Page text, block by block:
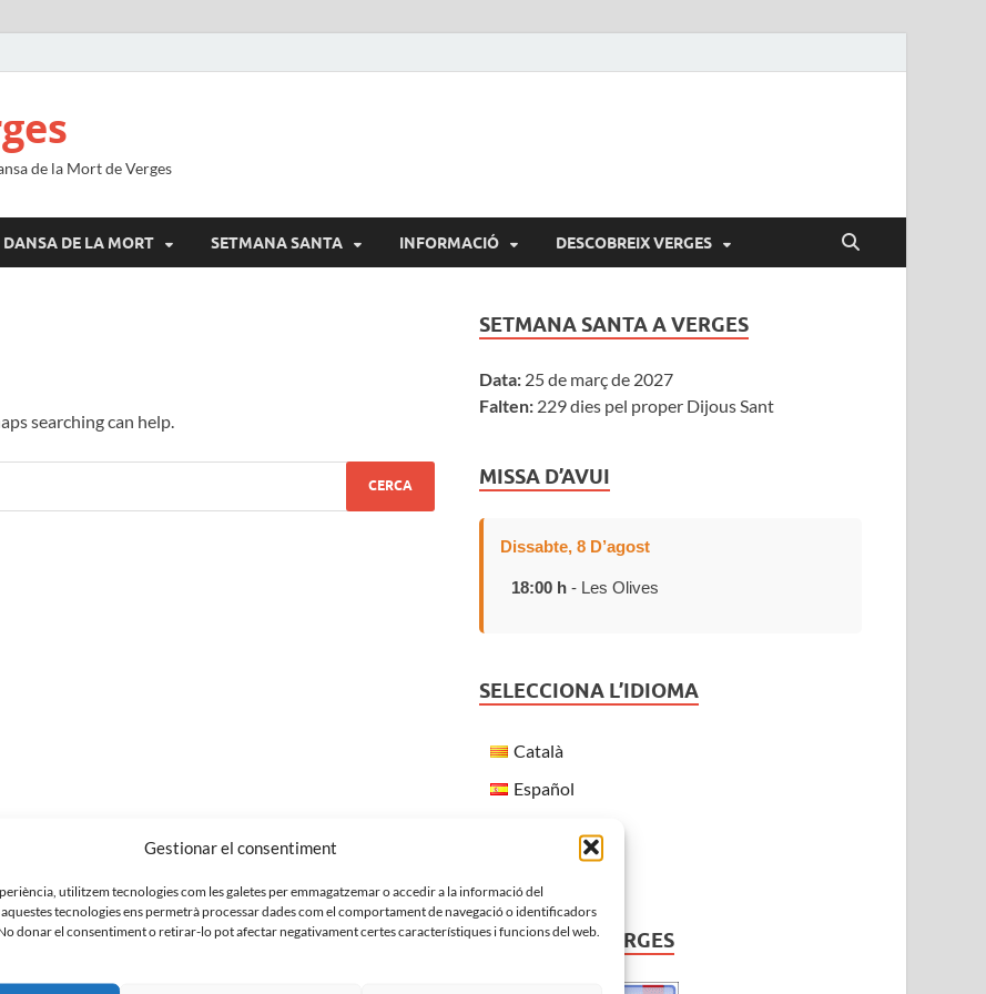
Gestionar el consentiment
utilitzem tecnologies com les galetes per emmagatzemar o accedir a la informació del
tecnologies ens permetrà processar dades com el comportament de navegació o identificadors
donar el consentiment o retirar-lo pot afectar negativament certes característiques i funcions del web.
de la Mort de Verges
DANSA DE LA MORT SETMANA SANTA INFORMACIÓ DESCOBREIX VERGES
searching can help.
SETMANA SANTA A VERGES
Data: 25 de març de 2027
Falten: 229 dies pel proper Dijous Sant
MISSA D’AVUI
Dissabte, 8 D’agost
18:00 h - Les Olives
SELECCIONA L’IDIOMA
Català
Español
EL TEMPS A VERGES